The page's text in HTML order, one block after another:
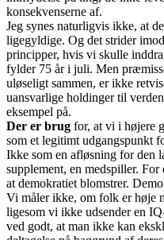
konsekvenserne af.
Jeg synes naturligvis ikke, at
ligegyldige. Og det strider
principper, hvis vi skulle
fylder 75 år i juli. Men
uløseligt sammen, er ikke
uansvarlige holdinger til
eksempel på.
Der er brug for, at vi i højere
som et legitimt udgangspunkt
Ikke som en afløsning for den
supplement, en medspiller.
at demokratiet blomstrer.
Vi måler ikke, om folk er høje
ligesom vi ikke udsender en
ved godt, at man ikke kan